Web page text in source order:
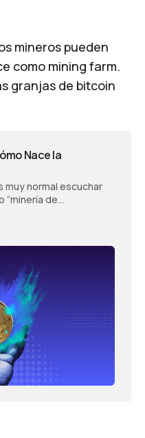
mineros pueden
como mining farm.
granjas de bitcoin
Nace la
muy normal escuchar
“minería de
a la criptomoneda